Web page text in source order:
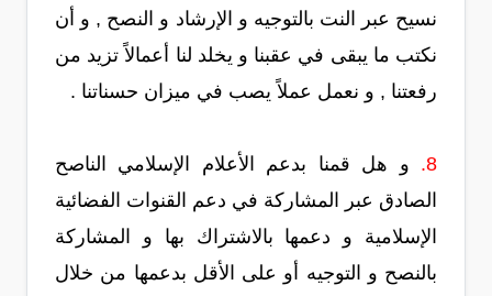
نسيح عبر النت بالتوجيه و الإرشاد و النصح , و أن
نكتب ما يبقى في عقبنا و يخلد لنا أعمالاً تزيد من
رفعتنا , و نعمل عملاً يصب في ميزان حسناتنا .
8.
و هل قمنا بدعم الأعلام الإسلامي الناصح
الصادق عبر المشاركة في دعم القنوات الفضائية
الإسلامية و دعمها بالاشتراك بها و المشاركة
بالنصح و التوجيه أو على الأقل بدعمها من خلال